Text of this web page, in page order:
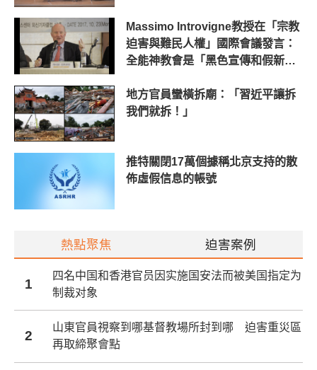
Massimo Introvigne教授在「宗教
迫害與難民人權」國際會議發言：
全能神教會是「黑色宣傳和假新
地方官員蠻橫拆廟：「習近平讓拆
我們就拆！」
推特關閉17萬個據稱北京支持的散
佈虛假信息的帳號
熱點聚焦 迫害案例
1
四名中国和香港官员因实施国安法而被美国指定为
制裁对象
2
山東官員視察到哪基督教場所封到哪 迫害重災區
再取締聚會點